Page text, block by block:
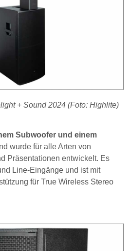
+ Sound 2024 (Foto: Highlite)
Subwoofer und einem
wurde für alle Arten von
Präsentationen entwickelt. Es
Line-Eingänge und ist mit
für True Wireless Stereo